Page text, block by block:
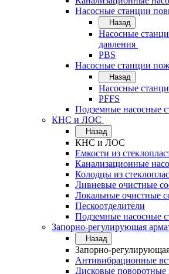
Насосные станции
Назад
Насосные
давления
PBS
Насосные станции
Назад
Насосные
PFFS
Подземные насосные
КНС и ЛОС
Назад
КНС и ЛОС
Емкости из
Канализационные
Колодцы из
Ливневые очистные
Локальные очистные
Пескоотделители
Подземные насосные
Запорно-регулирующая
Назад
Запорно-
Антивибрационные
Дисковые поворотные